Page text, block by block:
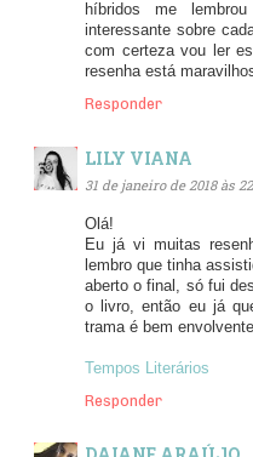
híbridos me
interessante sobre
com certeza vou ler
resenha está
Responder
LILY VIANA
31 de janeiro de 2018 às
Olá!
Eu já vi muitas
lembro que tinha
aberto o final, só fui
o livro, então eu já
trama é bem
Tempos Literários
Responder